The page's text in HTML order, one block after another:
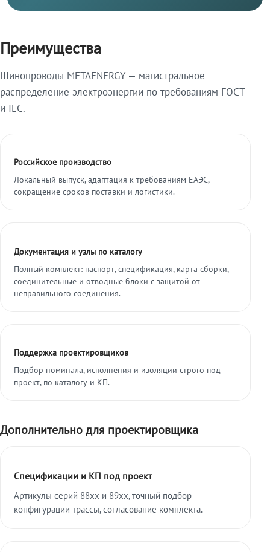
Преимущества
Шинопроводы METAENERGY — магистральное
распределение электроэнергии по требованиям ГОСТ
и IEC.
Российское производство
Локальный выпуск, адаптация к требованиям ЕАЭС,
сокращение сроков поставки и логистики.
Документация и узлы по каталогу
Полный комплект: паспорт, спецификация, карта сборки,
соединительные и отводные блоки с защитой от
неправильного соединения.
Поддержка проектировщиков
Подбор номинала, исполнения и изоляции строго под
проект, по каталогу и КП.
Дополнительно для проектировщика
Спецификации и КП под проект
Артикулы серий 88xx и 89xx, точный подбор
конфигурации трассы, согласование комплекта.